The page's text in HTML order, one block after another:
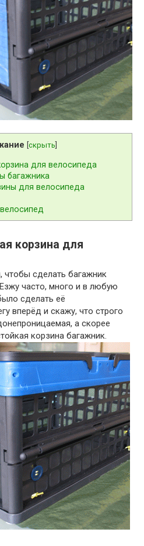
скрыть
для велосипеда
багажника
для велосипеда
корзина для
чтобы сделать багажник
часто, много и в любую
сделать её
вперёд и скажу, что строго
а скорее
корзина багажник.